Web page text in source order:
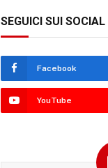
SEGUICI SUI SOCIAL
Facebook
YouTube